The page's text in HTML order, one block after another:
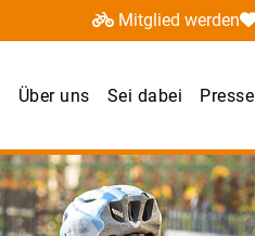
Mitglied werden
Über uns Sei dabei Presse